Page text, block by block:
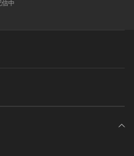
速乾 吸汗 速乾 抗菌防臭 防
uashir25
信中